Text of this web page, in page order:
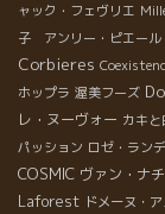
ャック・フェヴリエ
子 アンリー・ピエール
Corbieres
ホップラ 渥美フーズ
レ・ヌーヴォー カキ
パッション ロゼ・ラン
COSMIC ヴァン・ナ
Laforest ドメーヌ・